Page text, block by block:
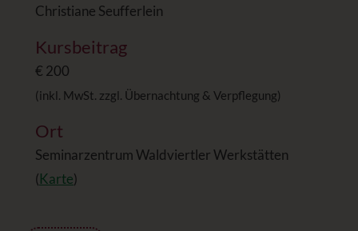
Christiane Seufferlein
Kursbeitrag
€ 200
(inkl. MwSt. zzgl. Übernachtung & Verpflegung)
Ort
Seminarzentrum Waldviertler Werkstätten
(Karte)